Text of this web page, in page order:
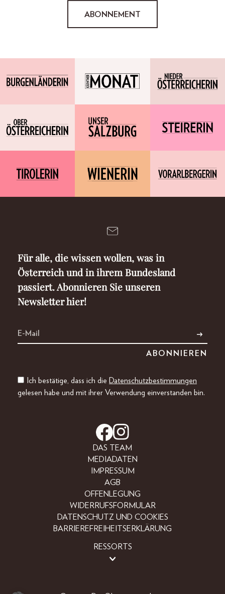
ABONNEMENT
Für alle, die wissen wollen, was in
Österreich und in ihrem Bundesland
passiert. Abonnieren Sie unseren
Newsletter hier!
Ich bestätige, dass ich die Datenschutzbestimmungen
gelesen habe und mit ihrer Verwendung einverstanden bin.
DAS TEAM
MEDIADATEN
IMPRESSUM
AGB
OFFENLEGUNG
WIDERRUFSFORMULAR
DATENSCHUTZ UND COOKIES
BARRIEREFREIHEITSERKLÄRUNG
RESSORTS